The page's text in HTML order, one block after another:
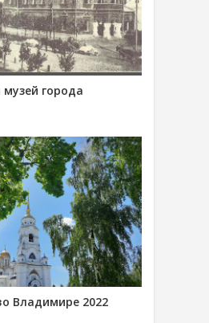
города
Владимире 2022